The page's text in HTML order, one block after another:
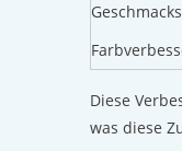
Diese
was diese